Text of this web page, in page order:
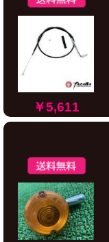
￥5,611